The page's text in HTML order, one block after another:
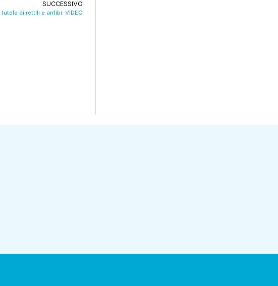
SUCCESSIVO
di rettili e anfibi. VIDEO